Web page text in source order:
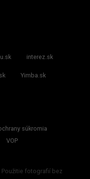
interez.sk
Yimba.sk
súkromia
VOP
Použitie fotografií bez